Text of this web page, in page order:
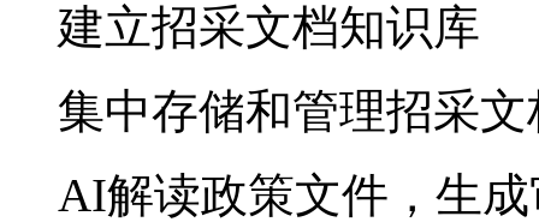
建立招采文档知识库
集中存储和管理招采文
AI解读政策文件，生